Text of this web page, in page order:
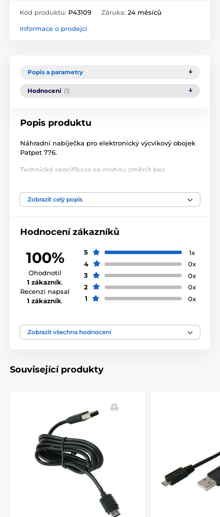
Kód produktu: P43109 Záruka: 24 měsíců
Informace o prodejci
Popis a parametry
Hodnocení (1)
Popis produktu
Náhradní nabíječka pro elektronický výcvikový obojek
Patpet 776.
Technické specifikace se mohou změnit bez
Zobrazit celý popis
Hodnocení zákazníků
100%
Ohodnotil
1 zákazník.
Recenzi napsal
1 zákazník.
5
1x
4
0x
3
0x
2
0x
1
0x
Zobrazit všechna hodnocení
Související produkty